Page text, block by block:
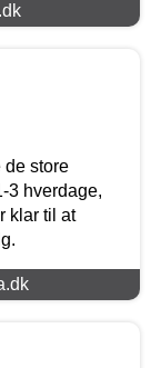
de store
3 hverdage,
klar til at